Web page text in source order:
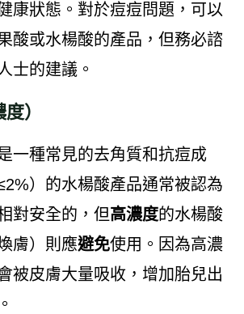
康狀態。對於痘痘問題，可以
酸或水楊酸的產品，但務必諮
士的建議。
）
一種常見的去角質和抗痘成
）的水楊酸產品通常被認為
對安全的，但高濃度的水楊酸
膚）則應避免使用。因為高濃
被皮膚大量吸收，增加胎兒出